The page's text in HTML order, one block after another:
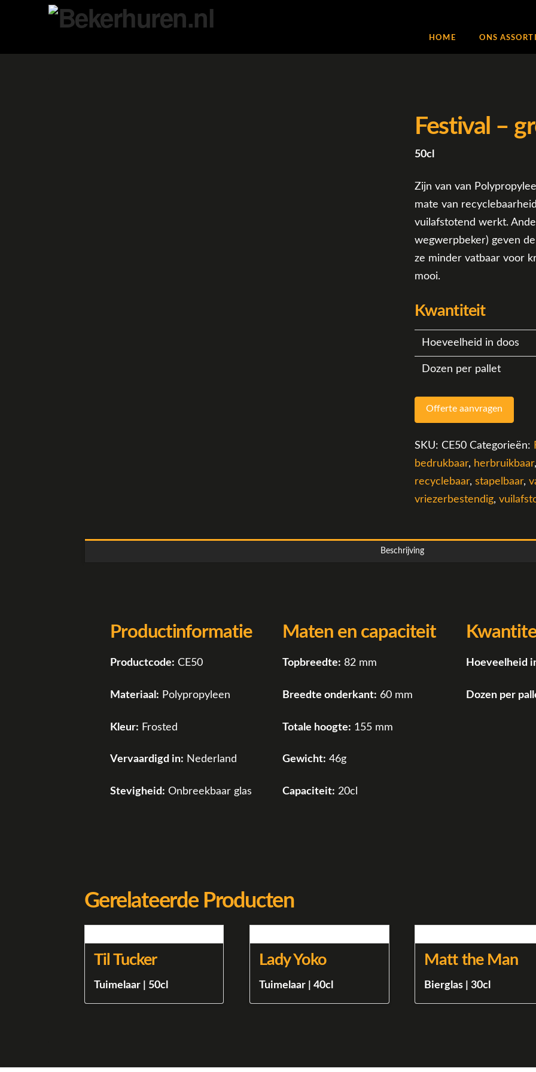
HOME ONS
Festival –
50cl
Zijn van van
mate van
vuilafstotend werkt.
wegwerpbeker) geven
ze minder vatbaar voor
mooi.
Kwantiteit
Hoeveelheid in doos
Dozen per pallet
Offerte aanvragen
SKU:CE50 Categorieën:
bedrukbaar, herbruikbaar,
recyclebaar,stapelbaar,
vriezerbestendig,
Beschrijving
Productinformatie
Productcode: CE50
Materiaal: Polypropyleen
Kleur: Frosted
Vervaardigd in: Nederland
Stevigheid: Onbreekbaar glas
Maten en capaciteit
Topbreedte: 82 mm
Breedte onderkant: 60 mm
Totale hoogte: 155 mm
Gewicht: 46g
Capaciteit: 20cl
Hoeveelheid
Dozen per
Gerelateerde Producten
Til Tucker
Tuimelaar | 50cl
Lady Yoko
Tuimelaar | 40cl
Matt the Man
Bierglas | 30cl